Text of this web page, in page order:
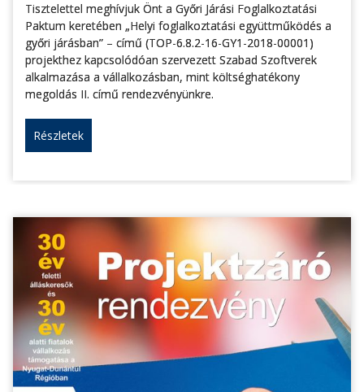
Tisztelettel meghívjuk Önt a Győri Járási Foglalkoztatási
Paktum keretében „Helyi foglalkoztatási együttműködés a
győri járásban” – című (TOP-6.8.2-16-GY1-2018-00001)
projekthez kapcsolódóan szervezett Szabad Szoftverek
alkalmazása a vállalkozásban, mint költséghatékony
megoldás II. című rendezvényünkre.
Részletek